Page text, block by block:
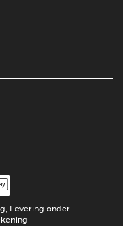
Levering onder